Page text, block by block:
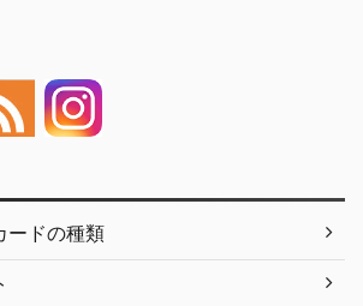
ードの種類